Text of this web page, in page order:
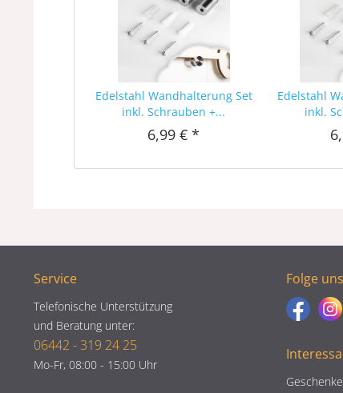
Edelstahl Wandhalterung Set
inkl. Schrauben +...
6,99 € *
Edelstahl
inkl.
Service
Telefonische Unterstützung
und Beratung unter:
06442 - 319 24 25
Mo-Fr, 08:00 - 15:00 Uhr
Folge uns